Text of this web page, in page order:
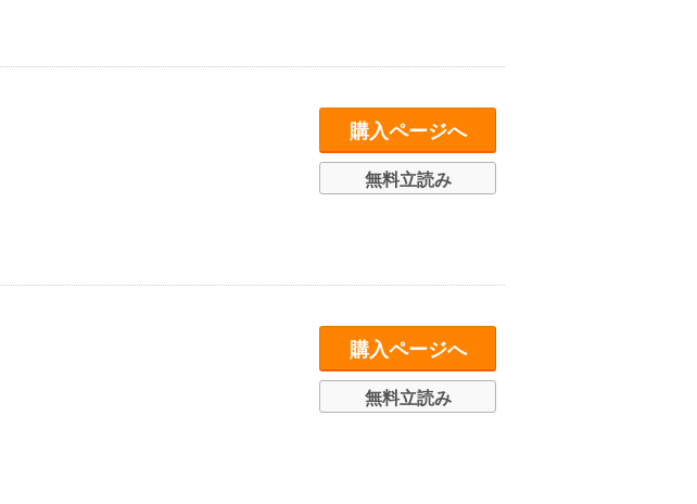
購入ページへ
無料立読み
購入ページへ
無料立読み